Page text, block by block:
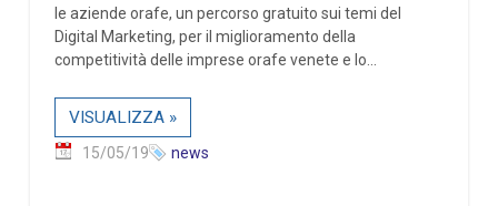
le aziende orafe, un percorso gratuito sui temi del
Digital Marketing, per il miglioramento della
competitività delle imprese orafe venete e lo...
VISUALIZZA »
15/05/19 news